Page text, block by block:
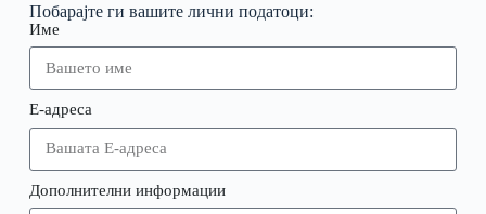
Побарајте ги вашите лични податоци:
Име
Е-адреса
Дополнителни информации